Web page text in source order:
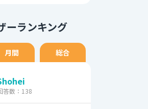
ーランキング
月間 総合
答数：138